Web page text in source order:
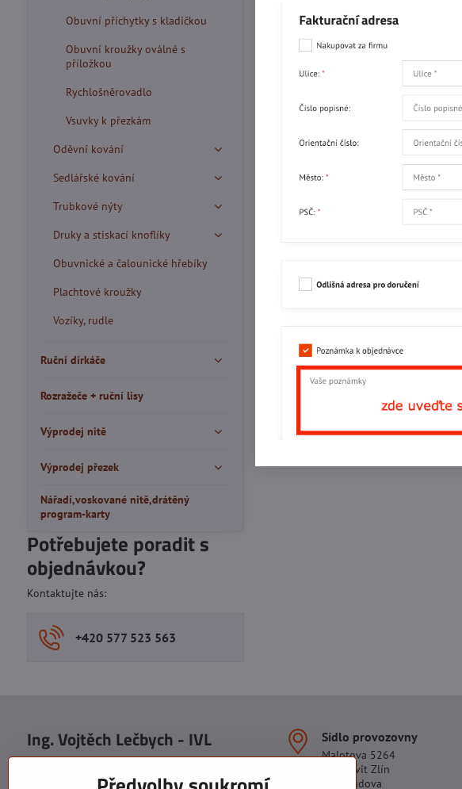
Obuvní příchytky s kladičkou
Obuvní kroužky oválné s
příložkou
Rychlošněrovadlo
Vsuvky k přezkám
Oděvní kování
Sedlářské kování
Trubkové nýty
Druky a stiskací knoflíky
Obuvnické a čalounické hřebíky
Plachtové kroužky
Vozíky, rudle
Ruční dírkáče
Rozražeče + ruční lisy
Výprodej nitě
Výprodej přezek
Nářadí,voskované nitě,drátěný
program-karty
Potřebujete poradit s
objednávkou?
Kontaktujte nás:
+420 577 523 563
Ing. Vojtěch Lečbych - IVL
DIČ: CZ5602130809
Sídlo provozovny
Malotova 5264
Areál Svit Zlín
113. budova